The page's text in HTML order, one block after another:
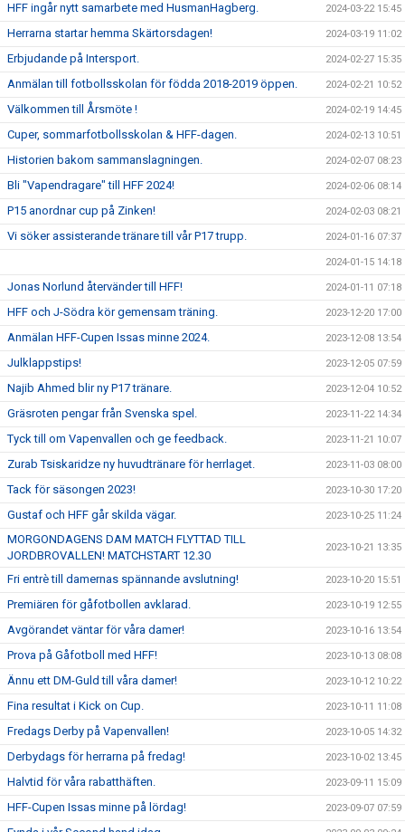
HFF ingår nytt samarbete med HusmanHagberg. 2024-03-22 15:45
Herrarna startar hemma Skärtorsdagen! 2024-03-19 11:02
Erbjudande på Intersport. 2024-02-27 15:35
Anmälan till fotbollsskolan för födda 2018-2019 öppen. 2024-02-21 10:52
Välkommen till Årsmöte ! 2024-02-19 14:45
Cuper, sommarfotbollsskolan & HFF-dagen. 2024-02-13 10:51
Historien bakom sammanslagningen. 2024-02-07 08:23
Bli "Vapendragare" till HFF 2024! 2024-02-06 08:14
P15 anordnar cup på Zinken! 2024-02-03 08:21
Vi söker assisterande tränare till vår P17 trupp. 2024-01-16 07:37
2024-01-15 14:18
Jonas Norlund återvänder till HFF! 2024-01-11 07:18
HFF och J-Södra kör gemensam träning. 2023-12-20 17:00
Anmälan HFF-Cupen Issas minne 2024. 2023-12-08 13:54
Julklappstips! 2023-12-05 07:59
Najib Ahmed blir ny P17 tränare. 2023-12-04 10:52
Gräsroten pengar från Svenska spel. 2023-11-22 14:34
Tyck till om Vapenvallen och ge feedback. 2023-11-21 10:07
Zurab Tsiskaridze ny huvudtränare för herrlaget. 2023-11-03 08:00
Tack för säsongen 2023! 2023-10-30 17:20
Gustaf och HFF går skilda vägar. 2023-10-25 11:24
MORGONDAGENS DAM MATCH FLYTTAD TILL
JORDBROVALLEN! MATCHSTART 12.30
2023-10-21 13:35
Fri entrè till damernas spännande avslutning! 2023-10-20 15:51
Premiären för gåfotbollen avklarad. 2023-10-19 12:55
Avgörandet väntar för våra damer! 2023-10-16 13:54
Prova på Gåfotboll med HFF! 2023-10-13 08:08
Ännu ett DM-Guld till våra damer! 2023-10-12 10:22
Fina resultat i Kick on Cup. 2023-10-11 11:08
Fredags Derby på Vapenvallen! 2023-10-05 14:32
Derbydags för herrarna på fredag! 2023-10-02 13:45
Halvtid för våra rabatthäften. 2023-09-11 15:09
HFF-Cupen Issas minne på lördag! 2023-09-07 07:59